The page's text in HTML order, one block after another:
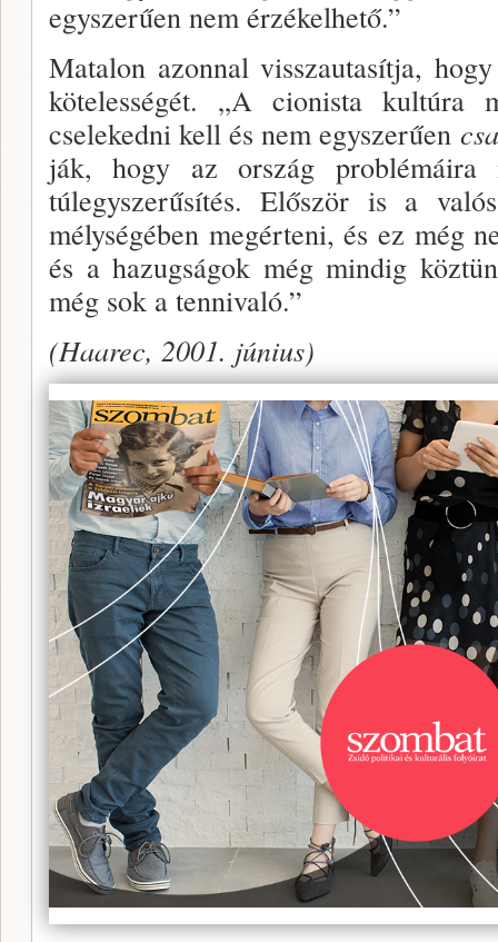
egyszerűen nem érzékelhető.”
Matalon azonnal visszautasítja,
kötelessé­gét. „A cionista kultúra
cselekedni kell és nem egy­szerűen
ják, hogy az ország
túlegyszerűsítés. Először is a
mélységében megérteni, és ez még
és a ha­zugságok még mindig
még sok a tennivaló.”
(Haarec, 2001. június)